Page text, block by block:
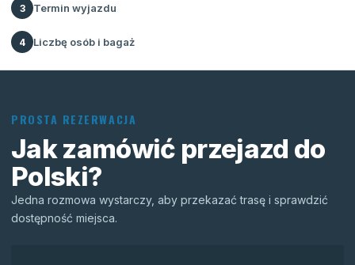
3 Termin wyjazdu
4 Liczbę osób i bagaż
PROSTA REZERWACJA
Jak zamówić przejazd do
Polski?
Jedna rozmowa wystarczy, aby przekazać trasę i sprawdzić
dostępność miejsca.